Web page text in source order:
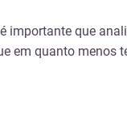
importante que
em quanto menos